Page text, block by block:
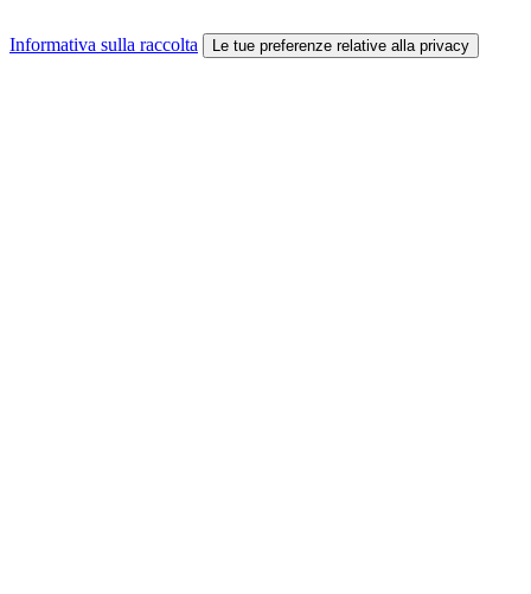
Informativa sulla raccolta Le tue preferenze relative alla privacy